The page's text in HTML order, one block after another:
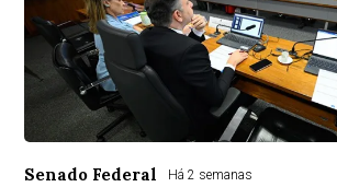
Senado Federal Há 2 semanas